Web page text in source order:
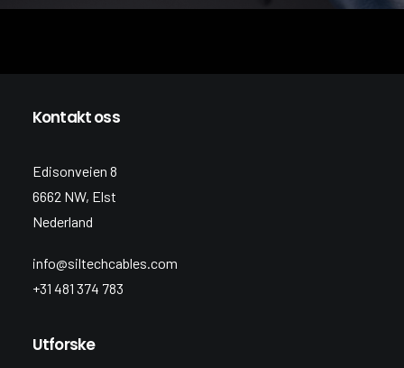
Kontakt oss
Edisonveien 8
6662 NW, Elst
Nederland
info@siltechcables.com
+31 481 374 783
Utforske